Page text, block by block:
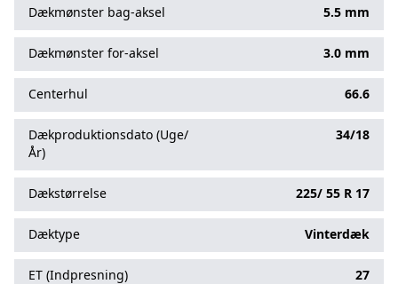
Dækmønster bag-aksel 5.5 mm
Dækmønster for-aksel 3.0 mm
Centerhul 66.6
Dækproduktionsdato (Uge/
År)
34/18
Dækstørrelse 225/ 55 R 17
Dæktype Vinterdæk
ET (Indpresning) 27